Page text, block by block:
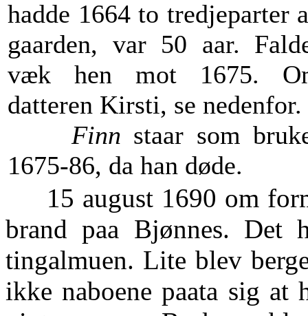
hadde 1664 to tredjeparter
gaarden, var 50 aar.
væk hen mot 1675.
datteren Kirsti, se nedenfor.
Finn staar som
1675-86, da han døde.
15 august 1690 om
brand paa Bjønnes. Det
tingalmuen. Lite blev
ikke naboene paata sig